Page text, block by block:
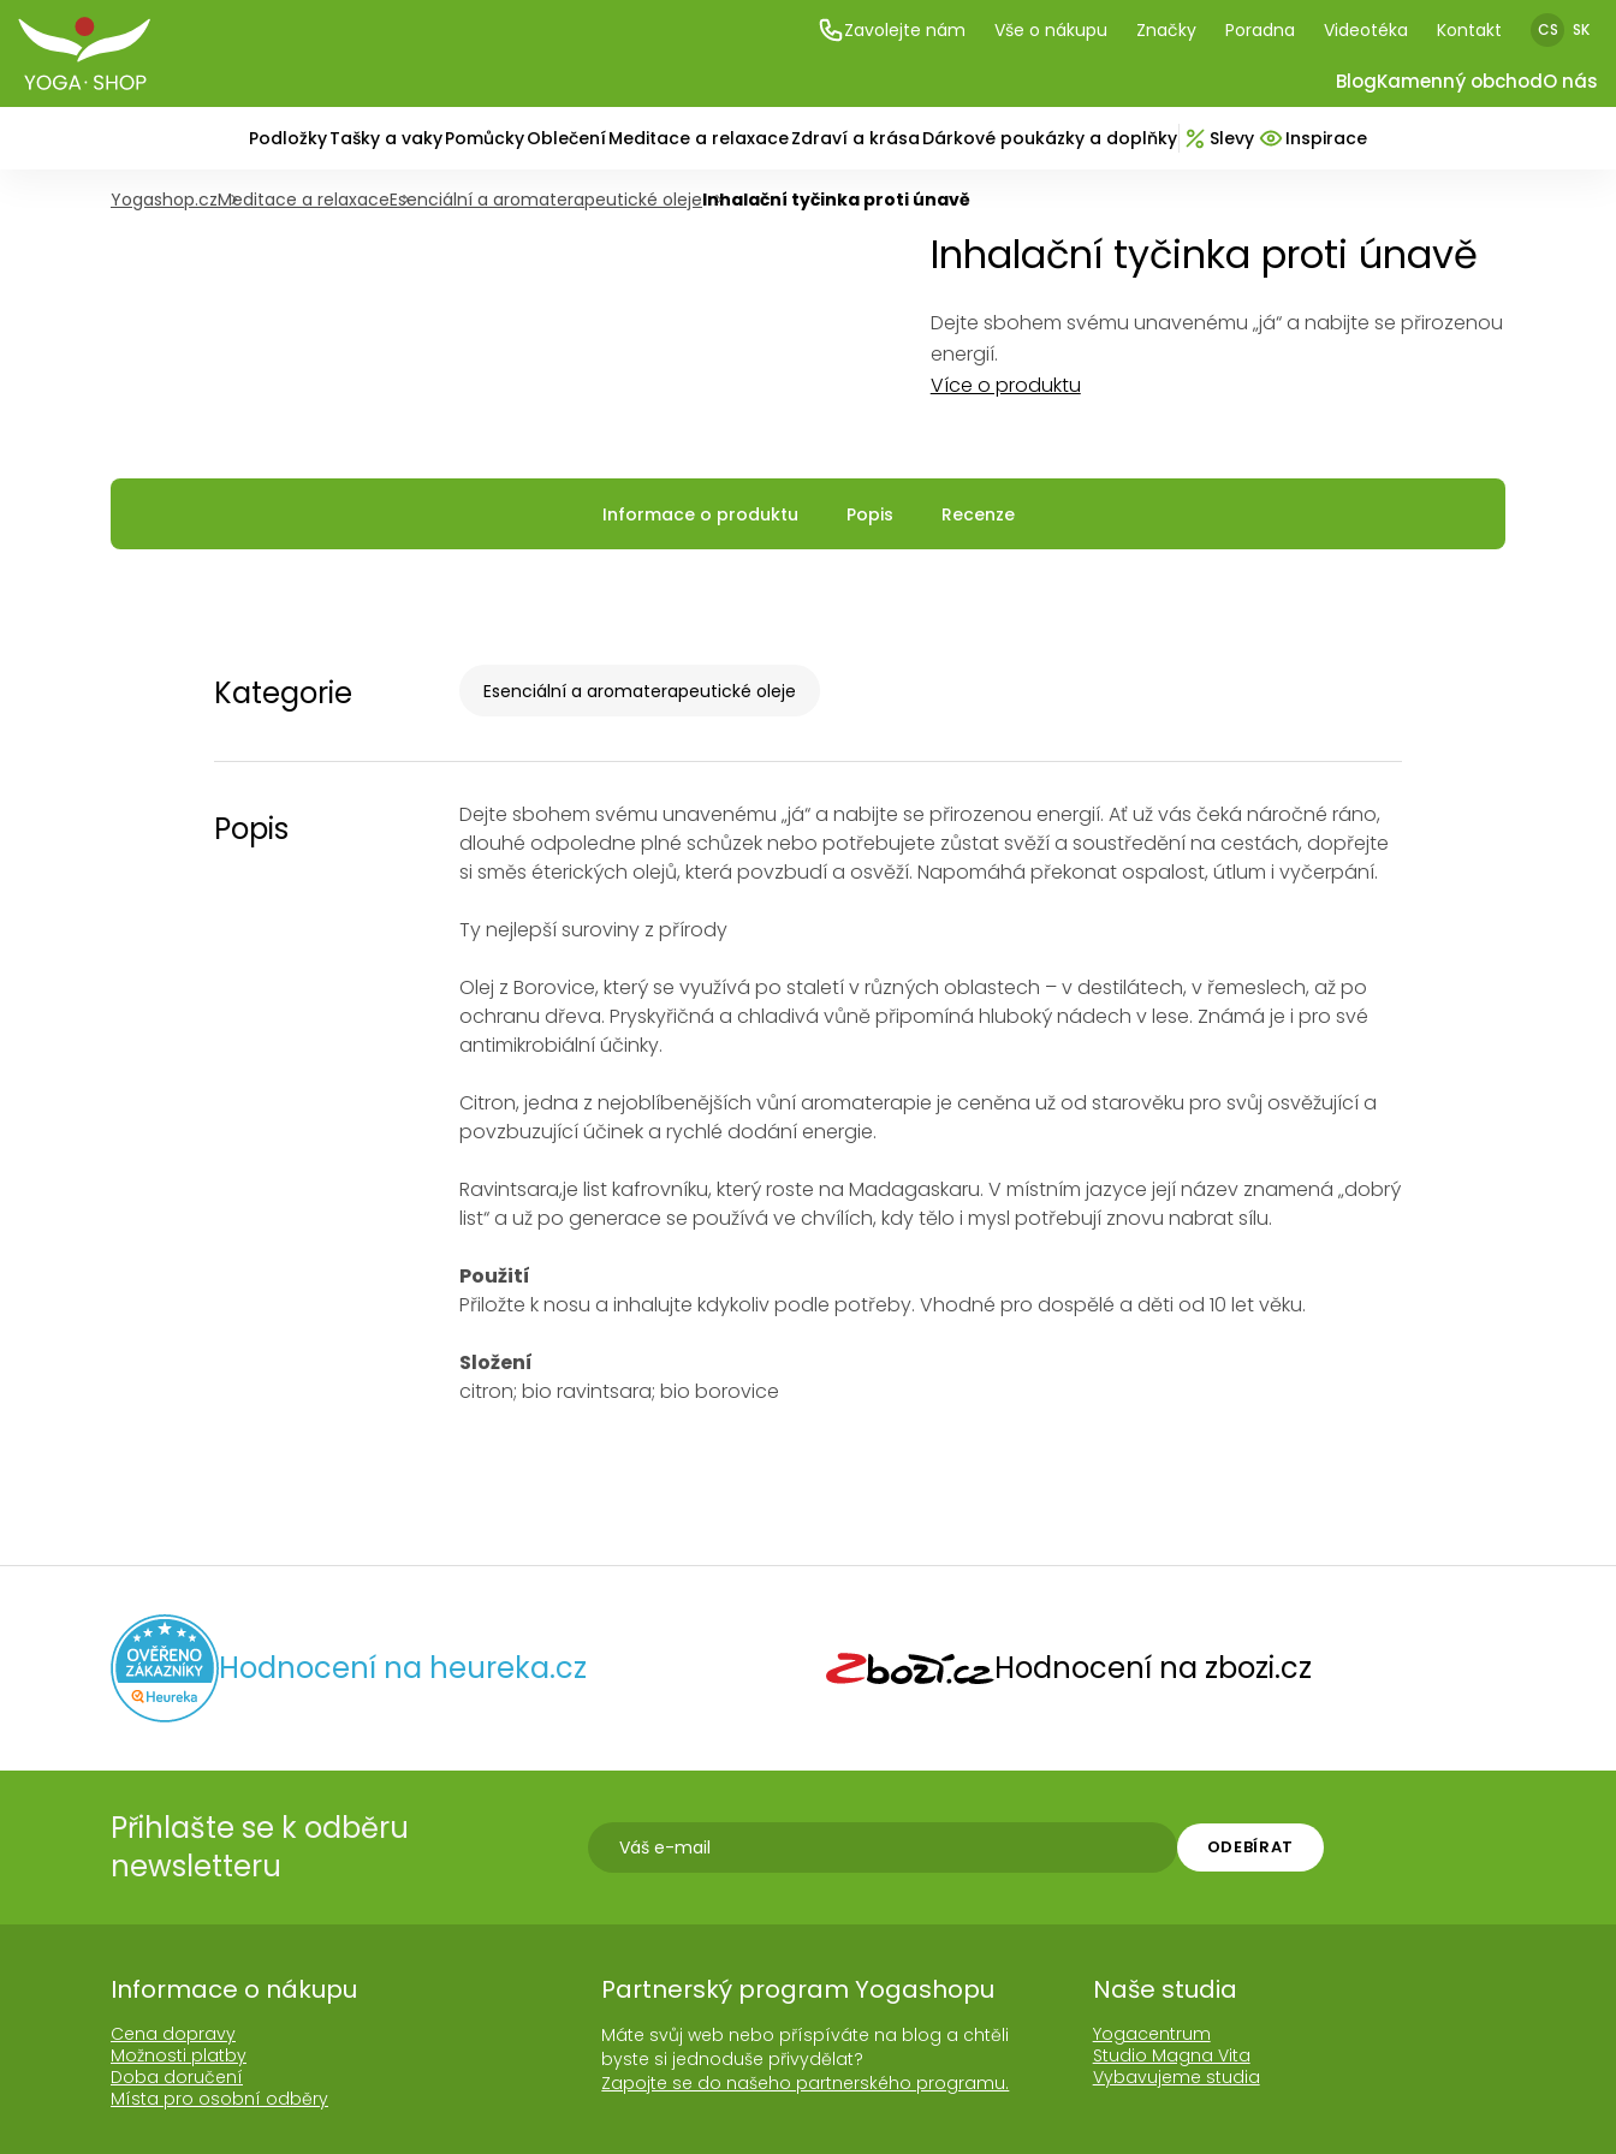
Zavolejte nám Vše o nákupu Značky Poradna Videotéka Kontakt CS SK
BlogKamenný obchodO nás
PodložkyTašky a vakyPomůckyOblečeníMeditace a relaxaceZdraví a krása Dárkové poukázky a doplňky Slevy Inspirace
Yogashop.czMeditace a relaxaceEsenciální a aromaterapeutické olejeInhalační tyčinka proti únavě
Inhalační tyčinka proti únavě
Dejte sbohem svému unavenému „já“ a nabijte se přirozenou
energií.
Více o produktu
Informace o produktu Popis Recenze
Kategorie Esenciální a aromaterapeutické oleje
Popis
Dejte sbohem svému unavenému „já“ a nabijte se přirozenou energií. Ať už vás čeká náročné ráno,
dlouhé odpoledne plné schůzek nebo potřebujete zůstat svěží a soustředění na cestách, dopřejte
si směs éterických olejů, která povzbudí a osvěží. Napomáhá překonat ospalost, útlum i vyčerpání.
Ty nejlepší suroviny z přírody
Olej z Borovice, který se využívá po staletí v různých oblastech – v destilátech, v řemeslech, až po
ochranu dřeva. Pryskyřičná a chladivá vůně připomíná hluboký nádech v lese. Známá je i pro své
antimikrobiální účinky.
Citron, jedna z nejoblíbenějších vůní aromaterapie je ceněna už od starověku pro svůj osvěžující a
povzbuzující účinek a rychlé dodání energie.
Ravintsara,je list kafrovníku, který roste na Madagaskaru. V místním jazyce její název znamená „dobrý
list“ a už po generace se používá ve chvílích, kdy tělo i mysl potřebují znovu nabrat sílu.
Použití
Přiložte k nosu a inhalujte kdykoliv podle potřeby. Vhodné pro dospělé a děti od 10 let věku.
Složení
citron; bio ravintsara; bio borovice
Hodnocení na heureka.cz Hodnocení na zbozi.cz
Přihlašte se k odběru
newsletteru
ODEBÍRAT
Informace o nákupu
Cena dopravy
Možnosti platby
Doba doručení
Místa pro osobní odběry
Partnerský program Yogashopu
Máte svůj web nebo příspíváte na blog a chtěli
byste si jednoduše přivydělat?
Zapojte se do našeho partnerského programu.
Naše studia
Yogacentrum
Studio Magna Vita
Vybavujeme studia